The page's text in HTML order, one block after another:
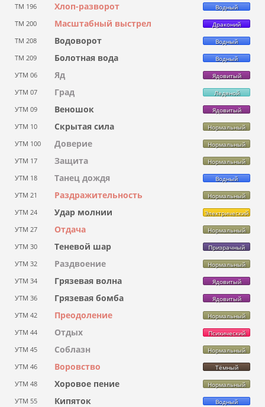
ТМ 196 Хлоп-разворот Водный
ТМ 200 Масштабный выстрел Драконий
ТМ 208 Водоворот Водный
ТМ 209 Болотная вода Водный
УТМ 06 Яд Ядовитый
УТМ 07 Град Ледяной
УТМ 09 Веношок Ядовитый
УТМ 10 Скрытая сила Нормальный
УТМ 100 Доверие Нормальный
УТМ 17 Защита Нормальный
УТМ 18 Танец дождя Водный
УТМ 21 Раздражительность Нормальный
УТМ 24 Удар молнии Электрический
УТМ 27 Отдача Нормальный
УТМ 30 Теневой шар Призрачный
УТМ 32 Раздвоение Нормальный
УТМ 34 Грязевая волна Ядовитый
УТМ 36 Грязевая бомба Ядовитый
УТМ 42 Преодоление Нормальный
УТМ 44 Отдых Психический
УТМ 45 Соблазн Нормальный
УТМ 46 Воровство Тёмный
УТМ 48 Хоровое пение Нормальный
УТМ 55 Кипяток Водный